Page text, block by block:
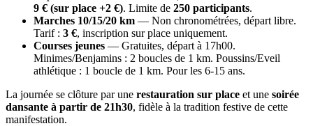
9 € (sur place +2 €). Limite de 250 participants.
Marches 10/15/20 km — Non chronométrées, départ libre.
Tarif : 3 €, inscription sur place uniquement.
Courses jeunes — Gratuites, départ à 17h00.
Minimes/Benjamins : 2 boucles de 1 km. Poussins/Eveil
athlétique : 1 boucle de 1 km. Pour les 6-15 ans.
La journée se clôture par une restauration sur place et une soirée
dansante à partir de 21h30, fidèle à la tradition festive de cette
manifestation.